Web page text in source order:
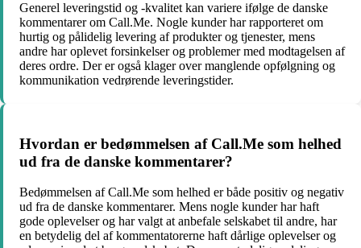
Generel leveringstid og -kvalitet kan variere ifølge de danske
kommentarer om Call.Me. Nogle kunder har rapporteret om
hurtig og pålidelig levering af produkter og tjenester, mens
andre har oplevet forsinkelser og problemer med modtagelsen af
deres ordre. Der er også klager over manglende opfølgning og
kommunikation vedrørende leveringstider.
Hvordan er bedømmelsen af Call.Me som helhed
ud fra de danske kommentarer?
Bedømmelsen af Call.Me som helhed er både positiv og negativ
ud fra de danske kommentarer. Mens nogle kunder har haft
gode oplevelser og har valgt at anbefale selskabet til andre, har
en betydelig del af kommentatorerne haft dårlige oplevelser og